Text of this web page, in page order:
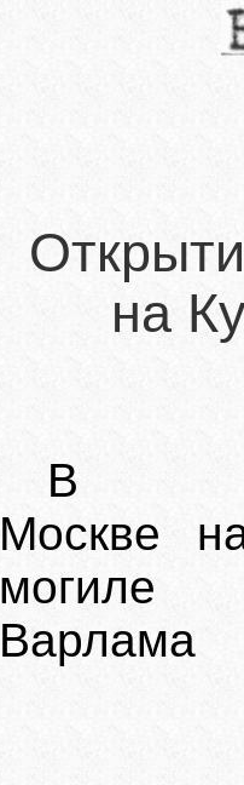
на
В
Москве
могиле
Варлама